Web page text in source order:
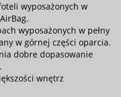
wyposażonych w
wyposażonych w pełny
w górnej części oparcia.
dobre dopasowanie
wnętrz